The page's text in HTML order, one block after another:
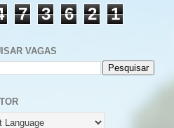
7 3 6 2 1
VAGAS